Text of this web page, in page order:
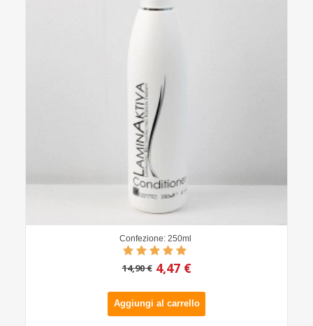
Confezione: 250ml
14,90 € 4,47 €
Aggiungi al carrello